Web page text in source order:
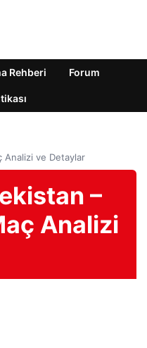
Rehberi Forum
Analizi ve Detaylar
–
Analizi